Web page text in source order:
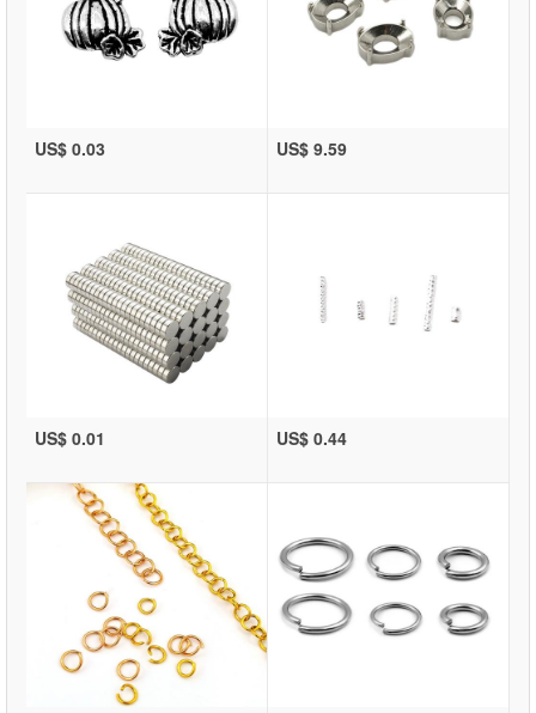
US$ 0.03 US$ 9.59
US$ 0.01 US$ 0.44